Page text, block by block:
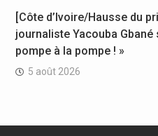
[Côte d’Ivoire/Hausse du
journaliste Yacouba Gbané
pompe à la pompe ! »
5 août 2026